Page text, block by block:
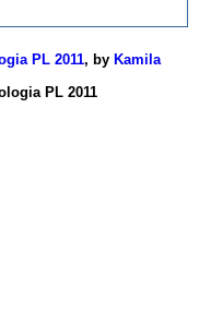
PL 2011, by Kamila
PL 2011